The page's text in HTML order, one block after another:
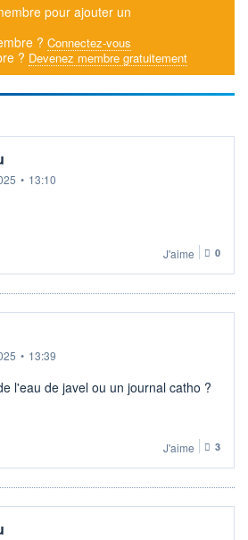
pour ajouter un
? Connectez-vous
? Devenez membre gratuitement
• 13:10
J'aime 0
• 13:39
l'eau de javel ou un journal catho ?
J'aime 3